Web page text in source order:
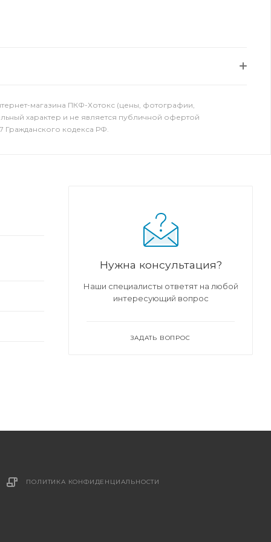
магазина ПКФ-Хотокс (цены, фотографии,
характер и не является публичной офертой
Гражданского кодекса РФ.
Нужна консультация?
Наши специалисты ответят на любой
интересующий вопрос
ЗАДАТЬ ВОПРОС
ПОЛИТИКА КОНФИДЕНЦИАЛЬНОСТИ